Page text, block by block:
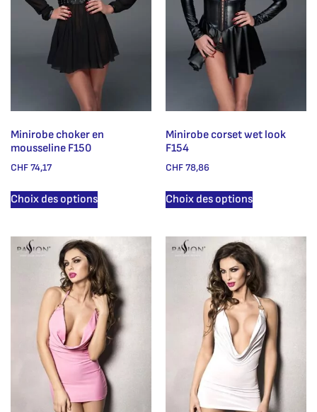
Minirobe choker en
mousseline F150
CHF74,17
Choix des options
Minirobe corset wet look
F154
CHF78,86
Choix des options